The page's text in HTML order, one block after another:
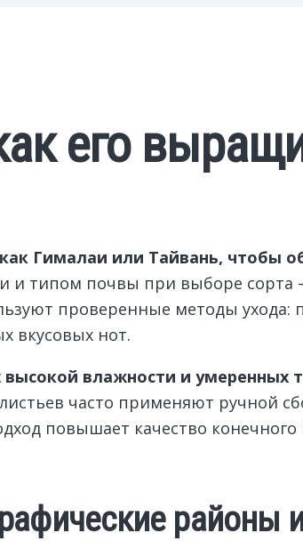
его
Гималаи или Тайвань, чтобы
и типом почвы при выборе
проверенные методы ухода:
вкусовых нот.
влажности и умеренных
часто применяют ручной
повышает качество конечного
районы